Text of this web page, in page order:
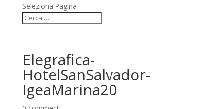
Seleziona Pagina
Elegrafica-
HotelSanSalvador-
IgeaMarina20